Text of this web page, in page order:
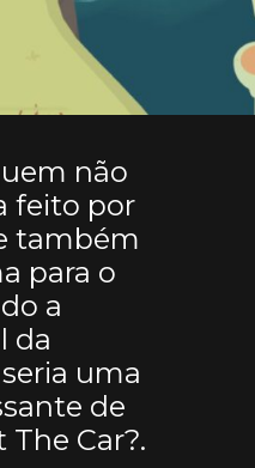
não
feito por
também
para o
a
da
uma
de
Car?.